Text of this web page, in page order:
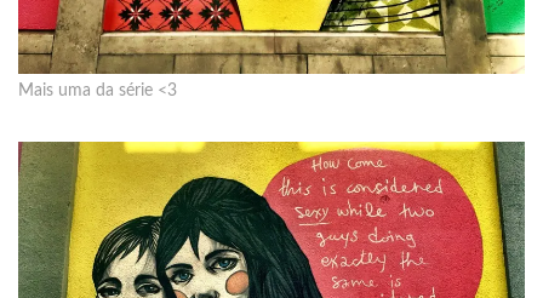
Mais uma da série <3